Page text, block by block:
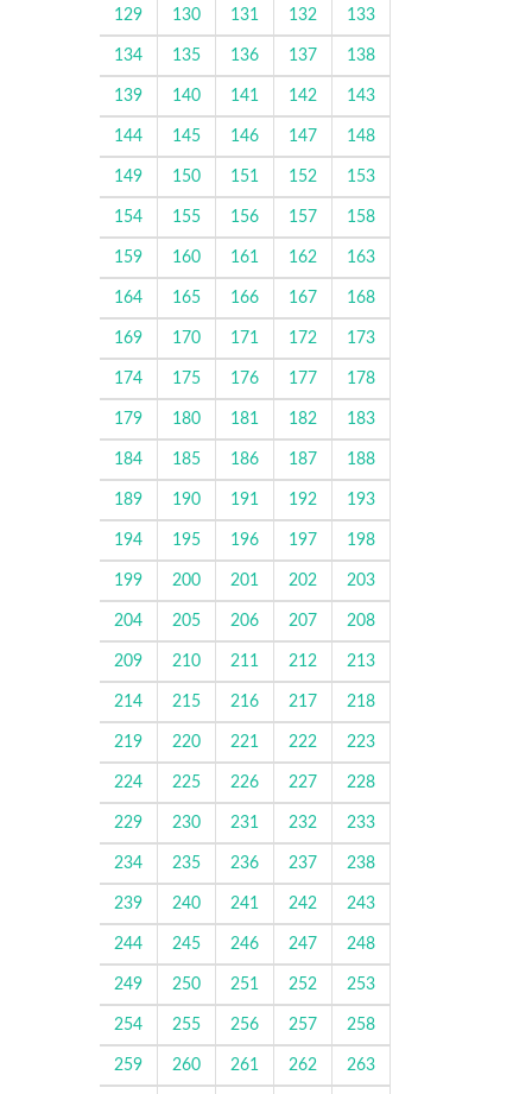
129 130 131 132 133
134 135 136 137 138
139 140 141 142 143
144 145 146 147 148
149 150 151 152 153
154 155 156 157 158
159 160 161 162 163
164 165 166 167 168
169 170 171 172 173
174 175 176 177 178
179 180 181 182 183
184 185 186 187 188
189 190 191 192 193
194 195 196 197 198
199 200 201 202 203
204 205 206 207 208
209 210 211 212 213
214 215 216 217 218
219 220 221 222 223
224 225 226 227 228
229 230 231 232 233
234 235 236 237 238
239 240 241 242 243
244 245 246 247 248
249 250 251 252 253
254 255 256 257 258
259 260 261 262 263